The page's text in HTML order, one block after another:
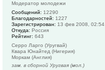
Модератор молодежи
Сообщений: 12290
Благодарностей: 1227
Зарегистрирован: 13 фев 2008, 02:54
Откуда: Россия
Рейтинг: 643
Серро Ларго (Уругвай)
Квара Юнайтед (Нигерия)
Моркам (Англия)
зам. в сборной Уругвая (мол.)